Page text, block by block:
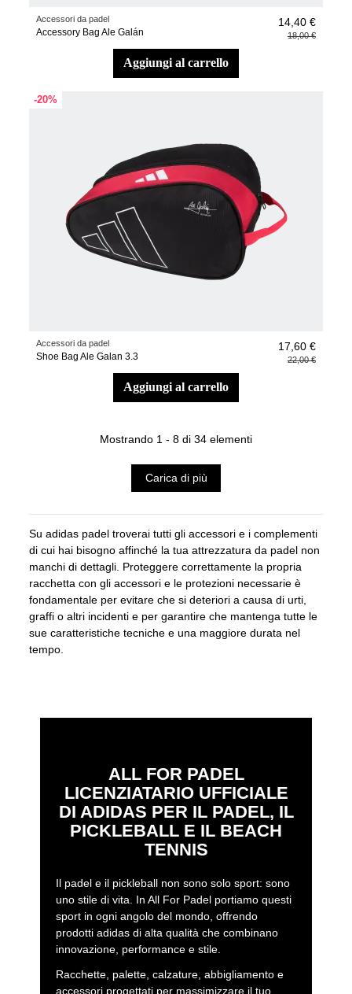
Accessori da padel
Accessory Bag Ale Galán
14,40 €
18,00 €
aggiungi al carrello
-20%
Accessori da padel
Shoe Bag Ale Galan 3.3
17,60 €
22,00 €
aggiungi al carrello
Mostrando 1 - 8 di 34 elementi
Carica di più
Su adidas padel troverai tutti gli accessori e i complementi
di cui hai bisogno affinché la tua attrezzatura da padel non
manchi di dettagli. Proteggere correttamente la propria
racchetta con gli accessori e le protezioni necessarie è
fondamentale per evitare che si deteriori a causa di urti,
graffi o altri incidenti e per garantire che mantenga tutte le
sue caratteristiche tecniche e una maggiore durata nel
tempo.
ALL FOR PADEL
LICENZIATARIO UFFICIALE
DI ADIDAS PER IL PADEL, IL
PICKLEBALL E IL BEACH
TENNIS
Il padel e il pickleball non sono solo sport: sono
uno stile di vita. In All For Padel portiamo questi
sport in ogni angolo del mondo, offrendo
prodotti adidas di alta qualità che combinano
innovazione, performance e stile.
Racchette, palette, calzature, abbigliamento e
accessori progettati per massimizzare il tuo